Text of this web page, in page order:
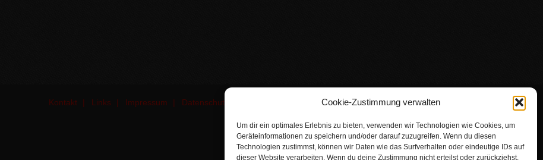
Cookie-Zustimmung verwalten
Um dir ein optimales Erlebnis zu bieten, verwenden wir Technologien wie Cookies, um
Geräteinformationen zu speichern und/oder darauf zuzugreifen. Wenn du diesen
Technologien zustimmst, können wir Daten wie das Surfverhalten oder eindeutige IDs auf
dieser Website verarbeiten. Wenn du deine Zustimmung nicht erteilst oder zurückziehst,
Kontakt Links Impressum Datenschutz
© Urlaub auf dem Landeckhof